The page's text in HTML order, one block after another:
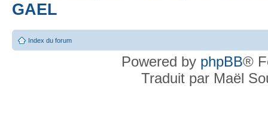
GAEL
Index du forum
Powered by phpBB®
Traduit par Maël